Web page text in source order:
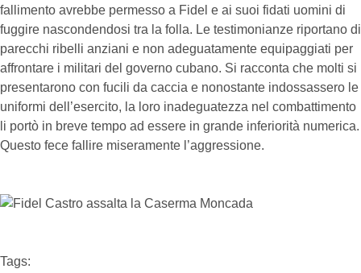
fallimento avrebbe permesso a Fidel e ai suoi fidati uomini di
fuggire nascondendosi tra la folla. Le testimonianze riportano di
parecchi ribelli anziani e non adeguatamente equipaggiati per
affrontare i militari del governo cubano. Si racconta che molti si
presentarono con fucili da caccia e nonostante indossassero le
uniformi dell’esercito, la loro inadeguatezza nel combattimento
li portò in breve tempo ad essere in grande inferiorità numerica.
Questo fece fallire miseramente l’aggressione.
Tags: